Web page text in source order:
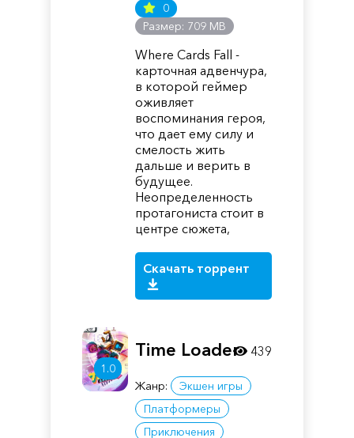
0
Размер: 709 MB
Where Cards Fall -
карточная адвенчура,
в которой геймер
оживляет
воспоминания героя,
что дает ему силу и
смелость жить
дальше и верить в
будущее.
Неопределенность
протагониста стоит в
центре сюжета,
Скачать торрент
1.0
Time Loader
Жанр:
Экшен игры
Платформеры
Приключения
439